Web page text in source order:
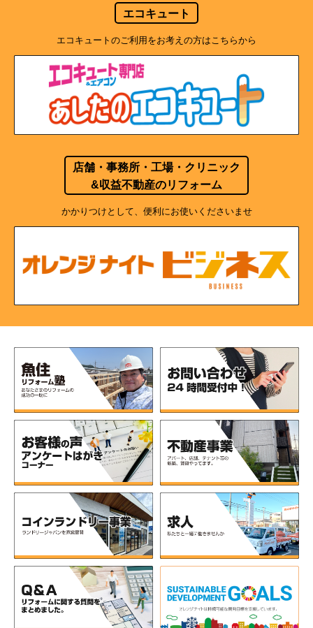
エコキュート
エコキュートのご利用をお考えの方はこちらから
店舗・事務所・工場・クリニック
&収益不動産のリフォーム
かかりつけとして、便利にお使いくださいませ